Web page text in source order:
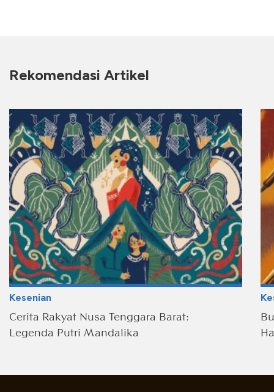
Rekomendasi Artikel
Kesenian
Cerita Rakyat Nusa Tenggara Barat:
Legenda Putri Mandalika